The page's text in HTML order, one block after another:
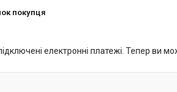
покупця
електронні платежі. Тепер ви